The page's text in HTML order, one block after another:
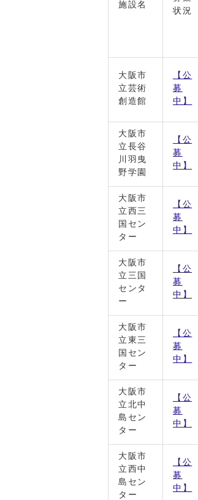
施設名
状況
大阪市
立芸術
創造館
【公
募
中】
大阪市
立長谷
川羽曳
野学園
【公
募
中】
大阪市
立西三
国セン
ター
【公
募
中】
大阪市
立三国
センタ
ー
【公
募
中】
大阪市
立東三
国セン
ター
【公
募
中】
大阪市
立北中
島セン
ター
【公
募
中】
大阪市
立西中
島セン
ター
【公
募
中】